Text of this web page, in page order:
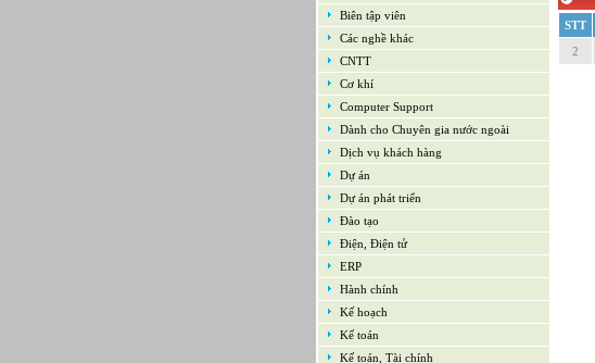
16-09-2022
Chuyên viên CNTT /Bộ phận Hỗ trợ & Hệ
thống
16-09-2022
Trưởng bộ phận Kho
Biên tập viên
Các nghề khác
CNTT
Cơ khí
Computer Support
Dành cho Chuyên gia nước ngoài
Dịch vụ khách hàng
Dự án
Dự án phát triển
Đào tạo
Điện, Điện tử
ERP
Hành chính
Kế hoạch
Kế toán
Kế toán, Tài chính
STT
2